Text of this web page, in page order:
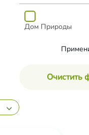
Дом Природы
Очистить